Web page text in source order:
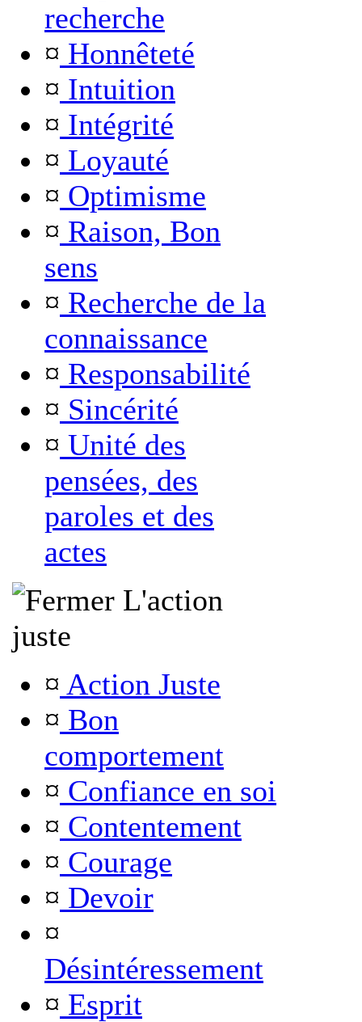
recherche
¤ Honnêteté
¤ Intuition
¤ Intégrité
¤ Loyauté
¤ Optimisme
¤ Raison, Bon
sens
¤ Recherche de la
connaissance
¤ Responsabilité
¤ Sincérité
¤ Unité des
pensées, des
paroles et des
actes
L'action
juste
¤ Action Juste
¤ Bon
comportement
¤ Confiance en soi
¤ Contentement
¤ Courage
¤ Devoir
¤
Désintéressement
¤ Esprit